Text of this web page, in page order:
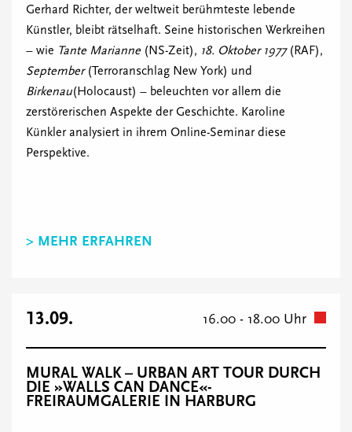
Gerhard Richter, der weltweit berühmteste lebende
Künstler, bleibt rätselhaft. Seine historischen Werkreihen
– wie Tante Marianne (NS-Zeit), 18. Oktober 1977(RAF),
September (Terroranschlag New York) und
Birkenau(Holocaust) – beleuchten vor allem die
zerstörerischen Aspekte der Geschichte. Karoline
Künkler analysiert in ihrem Online-Seminar diese
Perspektive.
> MEHR ERFAHREN
13.09. 16.00 - 18.00 Uhr
MURAL WALK – URBAN ART TOUR DURCH
DIE »WALLS CAN DANCE«-
FREIRAUMGALERIE IN HARBURG